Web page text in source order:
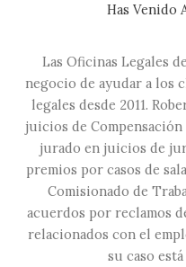
Has Venido
Las Oficinas Legales
negocio de ayudar a los
legales desde 2011.
juicios de
jurado en juicios de
premios por casos de
Comisionado de
acuerdos por reclamos
relacionados con el
su caso